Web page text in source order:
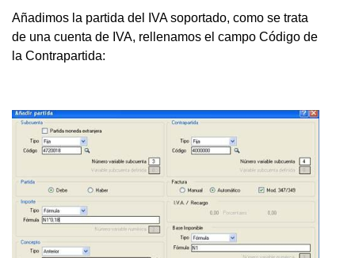
Añadimos la partida del IVA soportado, como se trata
de una cuenta de IVA, rellenamos el campo Código de
la Contrapartida: